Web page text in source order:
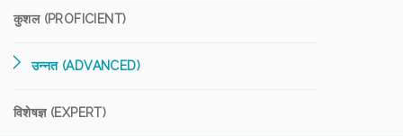
कुशल (PROFICIENT)
उन्नत (ADVANCED)
विशेषज्ञ (EXPERT)